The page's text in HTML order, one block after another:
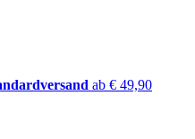
ab € 49,90